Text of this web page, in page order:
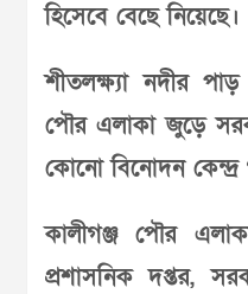
হিসেবে বেছে নিয়েছে।
শীতলক্ষ্যা নদীর
পৌর এলাকা জুড়ে
কোনো বিনোদন কেন্দ্র
কালীগঞ্জ পৌর
প্রশাসনিক দপ্তর,